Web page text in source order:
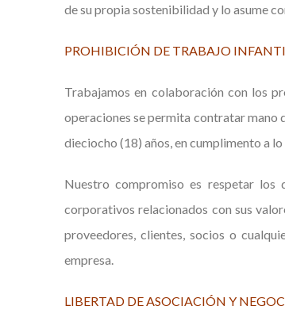
de su propia sostenibilidad y lo asume
PROHIBICIÓN DE TRABAJO
Trabajamos en colaboración con los
operaciones se permita contratar mano
dieciocho (18) años, en cumplimento a
Nuestro compromiso es respetar los
corporativos relacionados con sus
proveedores, clientes, socios o
empresa.
LIBERTAD DE ASOCIACIÓN Y